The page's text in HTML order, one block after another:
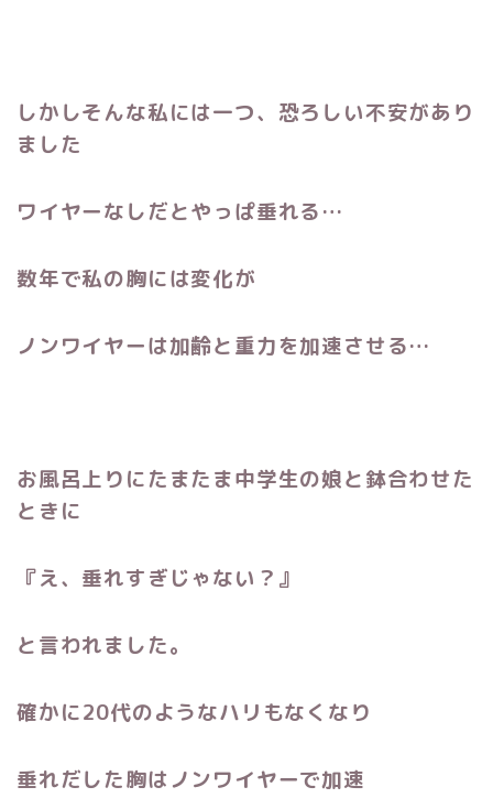
しかしそんな私には一つ、恐ろしい不安があり
ました
ワイヤーなしだとやっぱ垂れる…
数年で私の胸には変化が
ノンワイヤーは加齢と重力を加速させる…
お風呂上りにたまたま中学生の娘と鉢合わせた
ときに
『え、垂れすぎじゃない？』
と言われました。
確かに20代のようなハリもなくなり
垂れだした胸はノンワイヤーで加速